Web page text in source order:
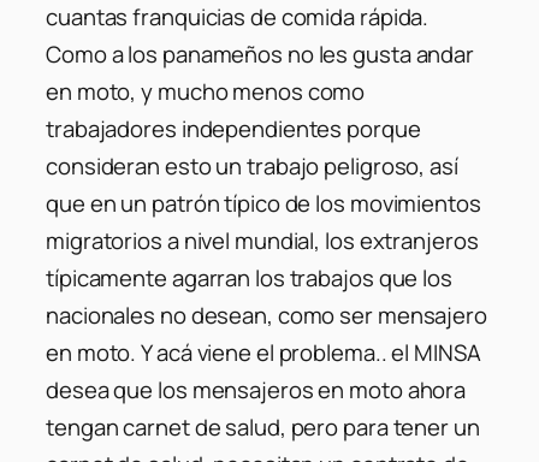
cuantas franquicias de comida rápida.
Como a los panameños no les gusta andar
en moto, y mucho menos como
trabajadores independientes porque
consideran esto un trabajo peligroso, así
que en un patrón típico de los movimientos
migratorios a nivel mundial, los extranjeros
típicamente agarran los trabajos que los
nacionales no desean, como ser mensajero
en moto. Y acá viene el problema.. el MINSA
desea que los mensajeros en moto ahora
tengan carnet de salud, pero para tener un